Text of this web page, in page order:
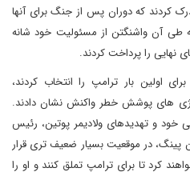
کردند که دوران پس از جنگ برای آنها
طی آن واشنگتن از مسئولیت خود شانه
نهایی را پرداخت کردند.
اولین بار ترامپ را انتخاب کردند،
های پوشش خطر واکنش نشان دادند.
خود و تهدیدهای ولادیمر پوتین، رئیس
در موقعیت بسیار ضعیف تری قرار
کرد تا برای ترامپ تملق کنند و او را